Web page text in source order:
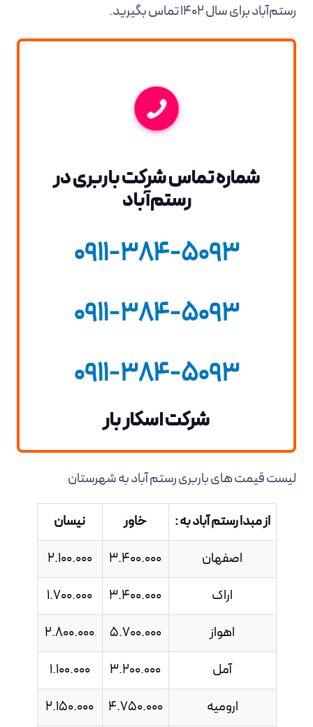
رستم‌آباد برای سال 1402 تماس بگیرید.
شماره تماس شرکت باربری در
رستم‌آباد
0911-384-5093
0911-384-5093
0911-384-5093
شرکت اسکار بار
لیست قیمت های باربری رستم آباد به شهرستان
از مبدا رستم آباد به : خاور
نیسان
اصفهان
3.400.000
2.100.000
اراک
3.400.000
1.700.000
اهواز
5.700.000
2.800.000
آمل
3.200.000
1.100.000
ارومیه
4.750.000
2.150.000